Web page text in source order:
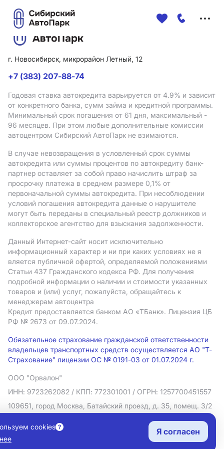
г. Новосибирск, микрорайон Летный, 12
+7 (383) 207-88-74
Годовая ставка автокредита варьируется от 4.9% и зависит
от конкретного банка, сумм займа и кредитной программы.
Минимальный срок погашения от 61 дня, максимальный -
96 месяцев. При этом любые дополнительные комиссии
автоцентром Сибирский АвтоПарк не взимаются.
В случае невозвращения в условленный срок суммы
автокредита или суммы процентов по автокредиту банк-
партнер оставляет за собой право начислить штраф за
просрочку платежа в среднем размере 0,1% от
первоначальной суммы автокредита. При несоблюдении
условий погашения автокредита данные о нарушителе
могут быть переданы в специальный реестр должников и
коллекторское агентство для взыскания задолженности.
Данный Интернет-сайт носит исключительно
информационный характер и ни при каких условиях не я
вляется публичной офертой, определяемой положениями
Статьи 437 Гражданского кодекса РФ. Для получения
подробной информации о наличии и стоимости указанных
товаров и (или) услуг, пожалуйста, обращайтесь к
менеджерам автоцентра
Кредит предоставляется банком АO «ТБанк». Лицензия ЦБ
РФ № 2673 от 09.07.2024.
Обязательное страхование гражданской ответственности
владельцев транспортных средств осуществляется АО "Т-
Страхование" лицензии ОС № 0191-03 от 01.07.2024 г.
ООО "Орвалон"
ИНН: 9723262082 / КПП: 772301001 / ОГРН: 1257700451557
109651, город Москва, Батайский проезд, д. 35, помещ. 3/2
Политика в отношении обработки персональных данных
Согласие на рекламную рассылку
Правовая информация
cookies
Я согласен